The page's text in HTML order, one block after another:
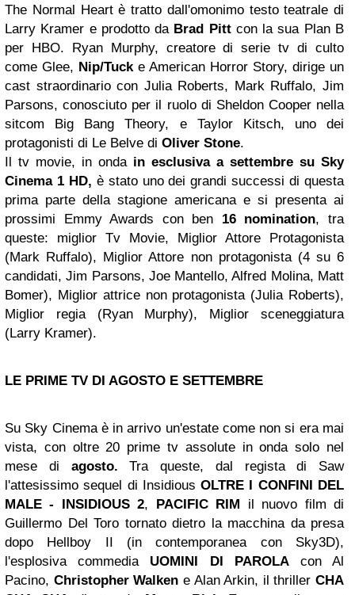
The Normal Heart è tratto dall'omonimo testo teatrale di
Larry Kramer e prodotto da Brad Pittcon la sua Plan B
per HBO. Ryan Murphy, creatore di serie tv di culto
come Glee, Nip/Tucke American Horror Story, dirige un
cast straordinario con Julia Roberts, Mark Ruffalo, Jim
Parsons, conosciuto per il ruolo di Sheldon Cooper nella
sitcom Big Bang Theory, e Taylor Kitsch, uno dei
protagonisti di Le Belve di Oliver Stone.
Il tv movie, in onda in esclusiva a settembre su Sky
Cinema 1 HD, è stato uno dei grandi successi di questa
prima parte della stagione americana e si presenta ai
prossimi Emmy Awards con ben 16 nomination, tra
queste: miglior Tv Movie, Miglior Attore Protagonista
(Mark Ruffalo), Miglior Attore non protagonista (4 su 6
candidati, Jim Parsons, Joe Mantello, Alfred Molina, Matt
Bomer), Miglior attrice non protagonista (Julia Roberts),
Miglior regia (Ryan Murphy), Miglior sceneggiatura
(Larry Kramer).
LE PRIME TV DI AGOSTO E SETTEMBRE
Su Sky Cinema è in arrivo un'estate come non si era mai
vista, con oltre 20 prime tv assolute in onda solo nel
mese di agosto.Tra queste, dal regista di Saw
l'attesissimo sequel di InsidiousOLTRE I CONFINI DEL
MALE - INSIDIOUS 2, PACIFIC RIM il nuovo film di
Guillermo Del Toro tornato dietro la macchina da presa
dopo Hellboy II (in contemporanea con Sky3D),
l'esplosiva commedia UOMINI DI PAROLAcon Al
Pacino, Christopher Walken e Alan Arkin, il thriller CHA